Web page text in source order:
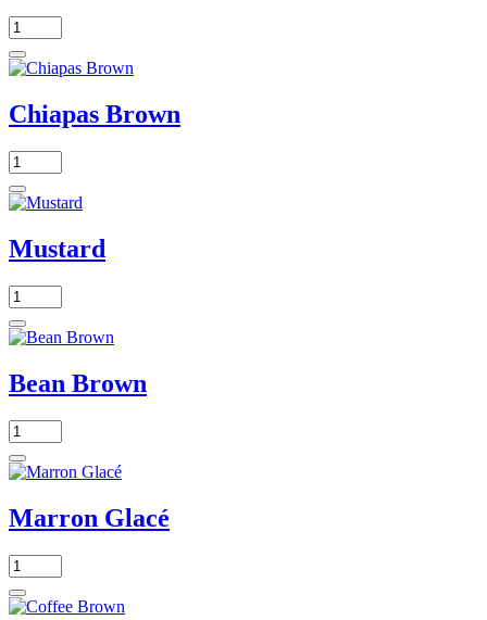
Chiapas Brown
Mustard
Bean Brown
Marron Glacé